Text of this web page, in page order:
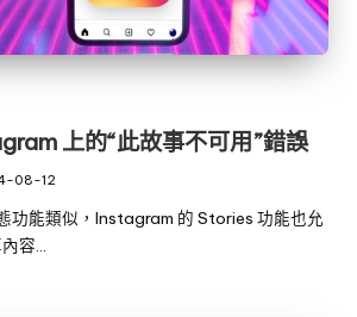
上的“此故事不可用”錯誤
08-12
功能類似，Instagram 的 Stories 功能也允
容…